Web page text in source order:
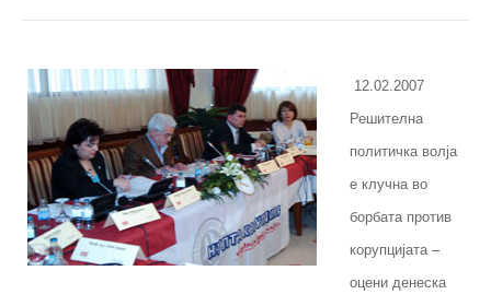
12.02.2007
Решителна
политичка волја
е клучна во
борбата против
корупцијата –
оцени денеска